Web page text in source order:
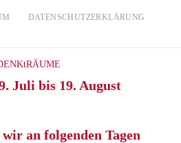
DATENSCHUTZERKLÄRUNG
Juli bis 19. August
an folgenden Tagen